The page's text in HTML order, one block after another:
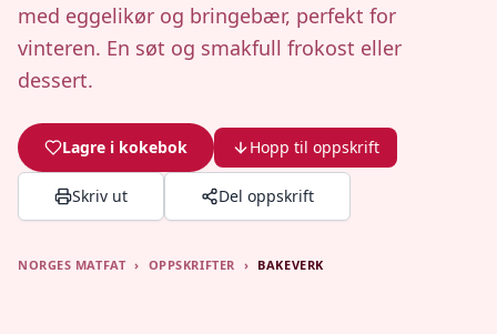
med eggelikør og bringebær, perfekt for
vinteren. En søt og smakfull frokost eller
dessert.
Lagre i kokebok Hopp til oppskrift
Skriv ut Del oppskrift
NORGES MATFAT › OPPSKRIFTER › BAKEVERK